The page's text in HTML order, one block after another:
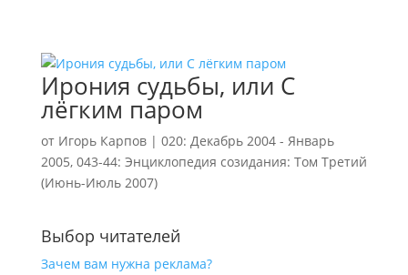
Ирония судьбы, или С
лёгким паром
от Игорь Карпов| 020: Декабрь 2004 - Январь
2005, 043-44: Энциклопедия созидания: Том Третий
(Июнь-Июль 2007)
Выбор читателей
Зачем вам нужна реклама?